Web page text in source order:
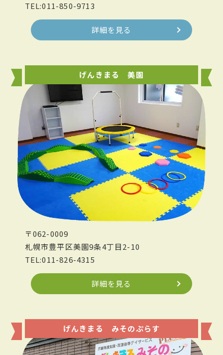
TEL:011-850-9713
詳細を見る
げんきまる 美園
〒062-0009
札幌市豊平区美園9条4丁目2-10
TEL:011-826-4315
詳細を見る
げんきまる みそのぷらす